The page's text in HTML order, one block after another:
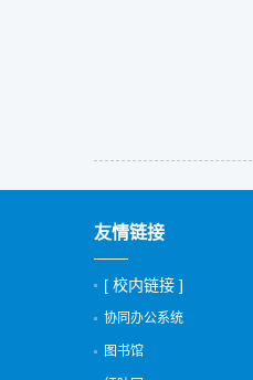
友情链接
[ 校内链接 ]
协同办公系统
图书馆